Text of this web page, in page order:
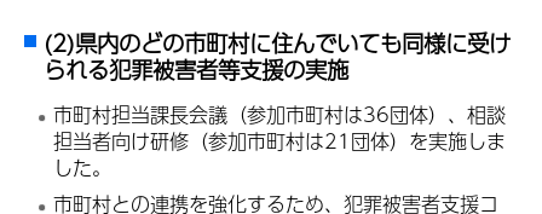
(2)県内のどの市町村に住んでいても同様に受け
られる犯罪被害者等支援の実施
市町村担当課長会議（参加市町村は36団体）、相談
担当者向け研修（参加市町村は21団体）を実施しま
した。
市町村との連携を強化するため、犯罪被害者支援コ